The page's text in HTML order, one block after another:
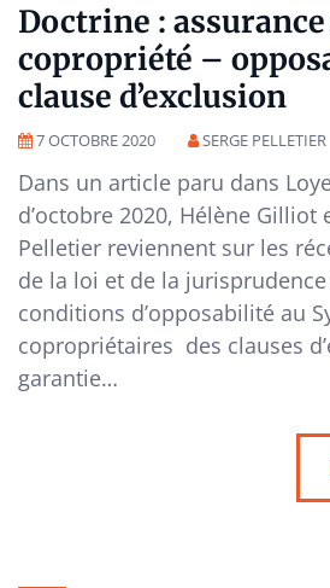
Doctrine :
copropriété –
clause d’exclusion
7 OCTOBRE 2020 SERGE PELLETIER
Dans un article paru dans
d’octobre 2020, Hélène Gilliot
Pelletier reviennent sur les
de la loi et de la
conditions d’opposabilité au
copropriétaires des clauses
garantie…